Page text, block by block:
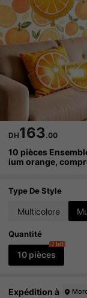
DH163.00
10 pièces
ium orange,
ts, la baby shower,
d'été, le
Type De Style
Multicolore
Quantité
10 pièces
7 left
Expédition à